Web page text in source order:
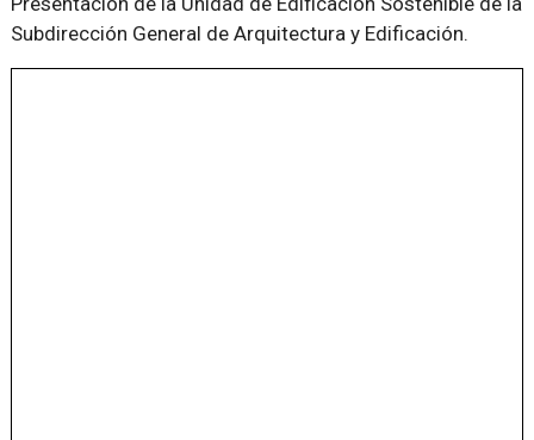
Subdirección General de Arquitectura y Edificación.